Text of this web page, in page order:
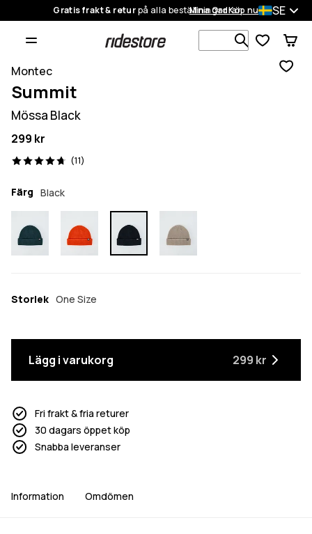
Gratis frakt & returpå alla beställningarKöp nu
Mina Ordrar SE
Sök bland
Montec
Summit
Mössa Black
299 kr
(11)
11 recensioner, 4.7/5
Färg Black
Storlek One Size
Lägg i varukorg 299 kr
Fri frakt & fria returer
30 dagars öppet köp
Snabba leveranser
Information Omdömen